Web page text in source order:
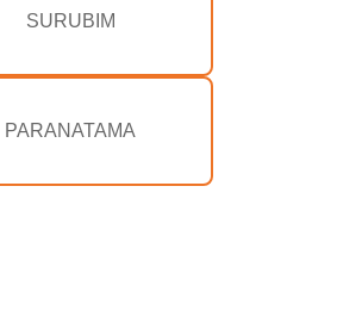
SURUBIM
PARANATAMA